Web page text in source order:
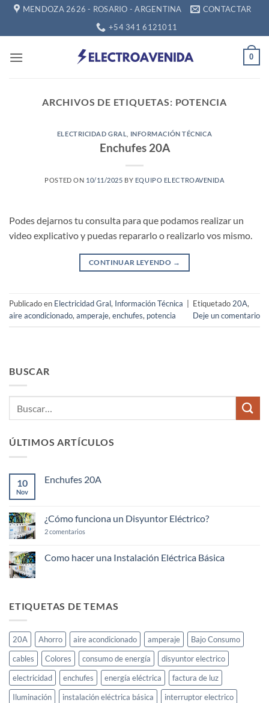
Saltar
contenido
MENDOZA 2626 - ROSARIO - ARGENTINA
CONTACTAR
+54 341 6121011
0
ARCHIVOS DE ETIQUETAS: POTENCIA
ELECTRICIDAD GRAL INFORMACIÓN TÉCNICA
Enchufes 20A
POSTED ON 10/11/2025 BY EQUIPO ELECTROAVENIDA
Podes dejarnos tu consulta para que podamos realizar un
video explicativo y puedas repararlo o realizarlo vos mismo.
CONTINUAR LEYENDO →
Publicado en Electricidad Gral, Información Técnica Etiquetado 20A,
aire acondicionado, amperaje, enchufes, potencia Deje un comentario
BUSCAR
ÚLTIMOS ARTÍCULOS
10
Nov
Enchufes 20A
en
Enchufes
20A
¿Cómo funciona un Disyuntor Eléctrico?
2 comentarios
Disyuntor
Como hacer una Instalación Eléctrica Básica
hacer
Eléctrica
Básica
ETIQUETAS DE TEMAS
20A Ahorro aire acondicionado amperaje
Bajo Consumo
cables
Colores consumo de energía
disyuntor electrico
electricidad
enchufes energía eléctrica
factura de luz
Iluminación
instalación eléctrica básica
interruptor electrico